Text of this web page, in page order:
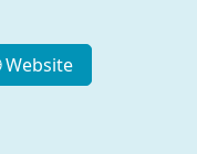
Website